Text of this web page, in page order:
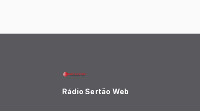
Rádio Sertão Web